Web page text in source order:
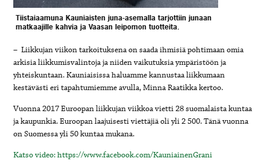
Tiistaiaamuna Kauniaisten juna-asemalla tarjottiin junaan
matkaajille kahvia ja Vaasan leipomon tuotteita.
– Liikkujan viikon tarkoituksena on saada ihmisiä pohtimaan omia
arkisia liikkumisvalintoja ja niiden vaikutuksia ympäristöön ja
yhteiskuntaan. Kauniaisissa haluamme kannustaa liikkumaan
kestävästi eri tapahtumiemme avulla, Minna Raatikka kertoo.
Vuonna 2017 Euroopan liikkujan viikkoa vietti 28 suomalaista kuntaa
ja kaupunkia. Euroopan laajuisesti viettäjiä oli yli 2 500. Tänä vuonna
on Suomessa yli 50 kuntaa mukana.
Katso video: https://www.facebook.com/KauniainenGrani